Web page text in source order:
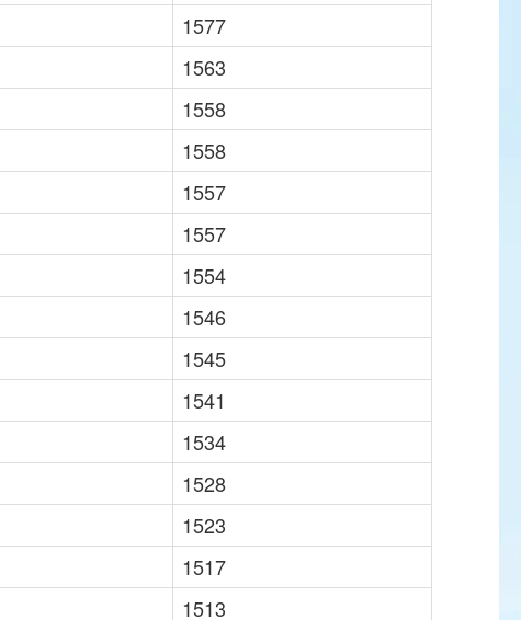
1577
1563
1558
1558
1557
1557
1554
1546
1545
1541
1534
1528
1523
1517
1513